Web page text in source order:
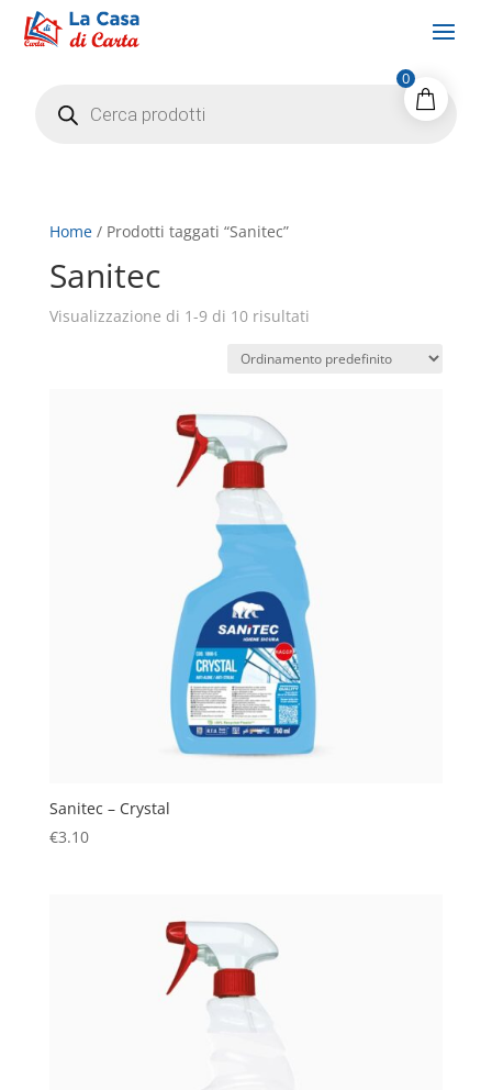
search
Home/ Prodotti taggati “Sanitec”
Sanitec
Visualizzazione di 1-9 di 10 risultati
Sanitec – Crystal
€3.10
0